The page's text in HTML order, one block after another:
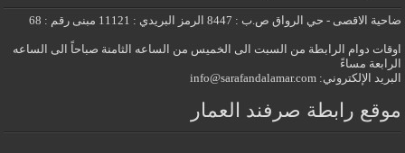
ضاحية الاقصى - حي الرواق ص.ب : 8447 الرمز البريدي : 11121 مبنى رقم : 68
اوقات دوام الرابطة من السبت الى الخميس من الساعه الثامنة صباحاً الى الساعه
الرابعة مساءً
البريد الإلكتروني: info@sarafandalamar.com
موقع رابطة صرفند العمار